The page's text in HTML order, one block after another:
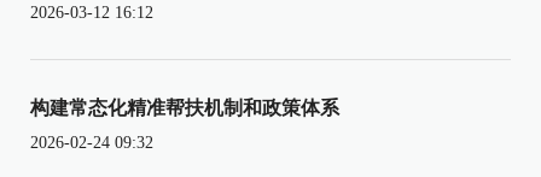
2026-03-12 16:12
构建常态化精准帮扶机制和政策体系
2026-02-24 09:32